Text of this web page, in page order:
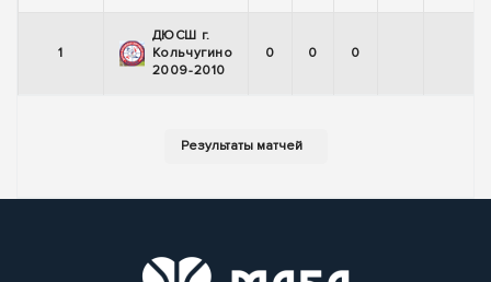
1
ДЮСШ г.
Кольчугино
2009-2010
0 0 0